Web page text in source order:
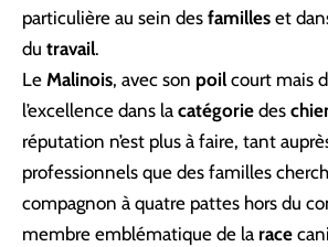
particulière au sein des familles et
du travail.
Le Malinois, avec son poil court mais
l’excellence dans la catégorie des
réputation n’est plus à faire, tant
professionnels que des familles
compagnon à quatre pattes hors du
membre emblématique de la race